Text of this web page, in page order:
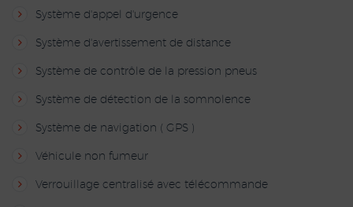
Système d'appel d'urgence
Système d'avertissement de distance
Système de contrôle de la pression pneus
Système de détection de la somnolence
Système de navigation ( GPS )
Véhicule non fumeur
Verrouillage centralisé avec télécommande